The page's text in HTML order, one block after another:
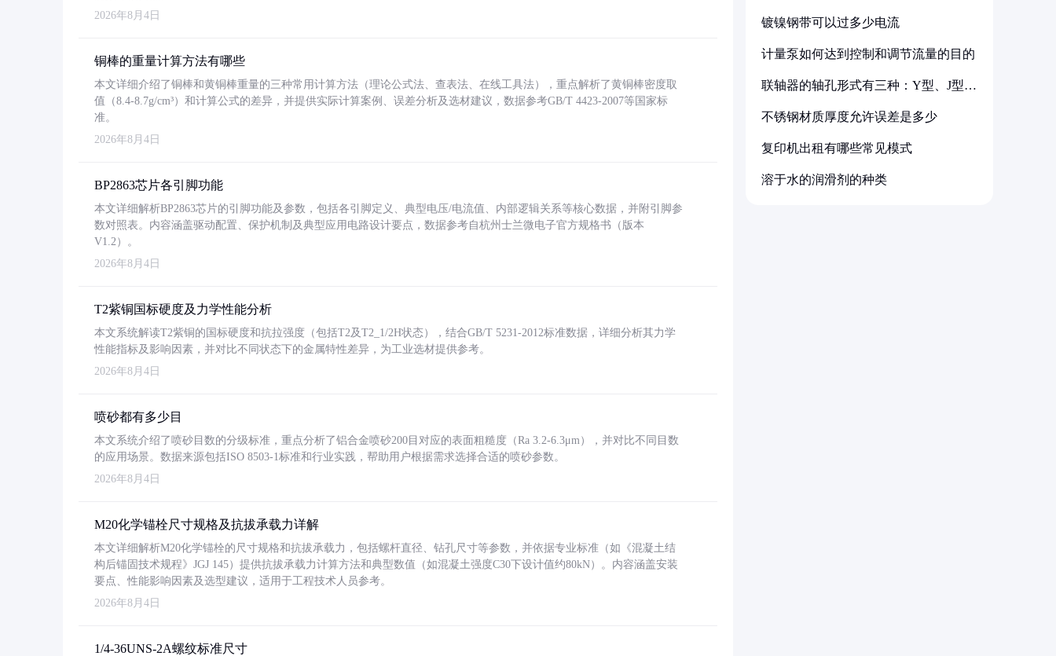
2026年8月4日
铜棒的重量计算方法有哪些
本文详细介绍了铜棒和黄铜棒重量的三种常用计算方法（理论公式法、查表法、在线工具法），重点解析了黄铜棒密度取
值（8.4-8.7g/cm³）和计算公式的差异，并提供实际计算案例、误差分析及选材建议，数据参考GB/T 4423-2007等国家标
准。
2026年8月4日
BP2863芯片各引脚功能
本文详细解析BP2863芯片的引脚功能及参数，包括各引脚定义、典型电压/电流值、内部逻辑关系等核心数据，并附引脚参
数对照表。内容涵盖驱动配置、保护机制及典型应用电路设计要点，数据参考自杭州士兰微电子官方规格书（版本
V1.2）。
2026年8月4日
T2紫铜国标硬度及力学性能分析
本文系统解读T2紫铜的国标硬度和抗拉强度（包括T2及T2_1/2H状态），结合GB/T 5231-2012标准数据，详细分析其力学
性能指标及影响因素，并对比不同状态下的金属特性差异，为工业选材提供参考。
2026年8月4日
喷砂都有多少目
本文系统介绍了喷砂目数的分级标准，重点分析了铝合金喷砂200目对应的表面粗糙度（Ra 3.2-6.3μm），并对比不同目数
的应用场景。数据来源包括ISO 8503-1标准和行业实践，帮助用户根据需求选择合适的喷砂参数。
2026年8月4日
M20化学锚栓尺寸规格及抗拔承载力详解
本文详细解析M20化学锚栓的尺寸规格和抗拔承载力，包括螺杆直径、钻孔尺寸等参数，并依据专业标准（如《混凝土结
构后锚固技术规程》JGJ 145）提供抗拔承载力计算方法和典型数值（如混凝土强度C30下设计值约80kN）。内容涵盖安装
要点、性能影响因素及选型建议，适用于工程技术人员参考。
2026年8月4日
1/4-36UNS-2A螺纹标准尺寸
镀镍钢带可以过多少电流
计量泵如何达到控制和调节流量的目的
联轴器的轴孔形式有三种：Y型、J型、
不锈钢材质厚度允许误差是多少
复印机出租有哪些常见模式
溶于水的润滑剂的种类